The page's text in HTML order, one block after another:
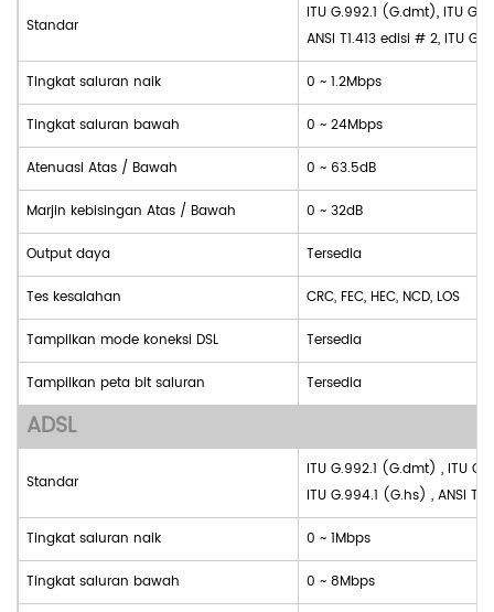
Standar
ITU G.992.1 (G.dmt), ITU
ANSI T1.413 edisi # 2, ITU
Tingkat saluran naik 0 ~ 1.2Mbps
Tingkat saluran bawah 0 ~ 24Mbps
Atenuasi Atas / Bawah 0 ~ 63.5dB
Marjin kebisingan Atas / Bawah 0 ~ 32dB
Output daya Tersedia
Tes kesalahan CRC, FEC, HEC, NCD, LOS
Tampilkan mode koneksi DSL Tersedia
Tampilkan peta bit saluran Tersedia
ADSL
Standar
ITU G.992.1 (G.dmt) , ITU
ITU G.994.1 (G.hs) , ANSI
Tingkat saluran naik 0 ~ 1Mbps
Tingkat saluran bawah 0 ~ 8Mbps